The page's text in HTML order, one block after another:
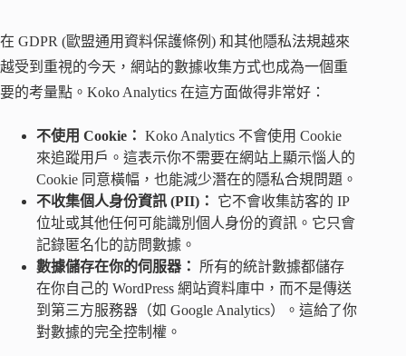
在 GDPR (歐盟通用資料保護條例) 和其他隱私法規越來
越受到重視的今天，網站的數據收集方式也成為一個重
要的考量點。Koko Analytics 在這方面做得非常好：
不使用 Cookie： Koko Analytics 不會使用 Cookie
來追蹤用戶。這表示你不需要在網站上顯示惱人的
Cookie 同意橫幅，也能減少潛在的隱私合規問題。
不收集個人身份資訊 (PII)：
它不會收集訪客的 IP
位址或其他任何可能識別個人身份的資訊。它只會
記錄匿名化的訪問數據。
數據儲存在你的伺服器：
所有的統計數據都儲存
在你自己的 WordPress 網站資料庫中，而不是傳送
到第三方服務器（如 Google Analytics）。這給了你
對數據的完全控制權。